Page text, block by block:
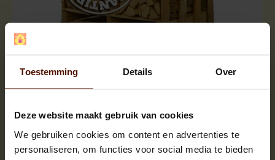
Toestemming Details Over
Deze website maakt gebruik van cookies
We gebruiken cookies om content en advertenties te
personaliseren, om functies voor social media te bieden